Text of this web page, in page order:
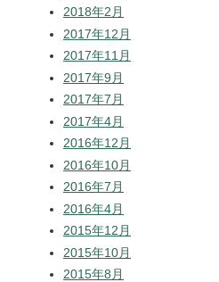
2018年2月
2017年12月
2017年11月
2017年9月
2017年7月
2017年4月
2016年12月
2016年10月
2016年7月
2016年4月
2015年12月
2015年10月
2015年8月